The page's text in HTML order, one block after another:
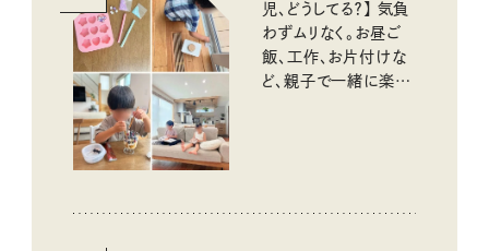
児、どうしてる？】 気負
わずムリなく。お昼ご
飯、工作、お片付けな
ど、親子で一緒に楽し